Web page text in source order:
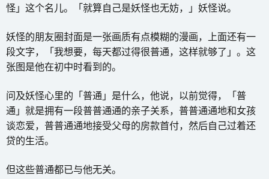
怪」这个名儿。「就算自己是妖怪也无妨，」妖怪说。
妖怪的朋友圈封面是一张画质有点模糊的漫画，上面还有一
段文字，「我想要，每天都过得很普通，这样就够了」。这
张图是他在初中时看到的。
问及妖怪心里的「普通」是什么，他说，以前觉得，「普
通」就是拥有一段普普通通的亲子关系，普普通通地和女孩
谈恋爱，普普通通地接受父母的房款首付，然后自己过着还
贷的生活。
但这些普通都已与他无关。